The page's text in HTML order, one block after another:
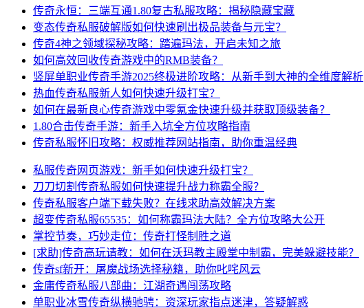
传奇永恒：三端互通1.80复古私服攻略：揭秘隐藏宝藏
变态传奇私服破解版如何快速刷出极品装备与元宝？
传奇4神之领域探秘攻略：踏遍玛法，开启未知之旅
如何高效回收传奇游戏中的RMB装备？
竖屏单职业传奇手游2025终极进阶攻略：从新手到大神的全维度解析
热血传奇私服新人如何快速升级打宝？
如何在最新良心传奇游戏中零氪金快速升级并获取顶级装备？
1.80合击传奇手游：新手入坑全方位攻略指南
传奇私服怀旧攻略：权威推荐网站指南，助你重温经典
私服传奇网页游戏：新手如何快速升级打宝？
刀刀切割传奇私服如何快速提升战力称霸全服？
传奇私服客户端下载失败？在线求助高效解决方案
超变传奇私服65535：如何称霸玛法大陆？全方位攻略大公开
掌控节奏，巧妙走位：传奇打怪制胜之道
[求助]传奇高玩请教：如何在沃玛教主殿堂中制霸，完美躲避技能？
传奇sf新开：屠魔战场选择秘籍，助你叱咤风云
金庸传奇私服八部曲：江湖奇遇闯荡攻略
单职业冰雪传奇纵横驰骋：资深玩家指点迷津，答疑解惑